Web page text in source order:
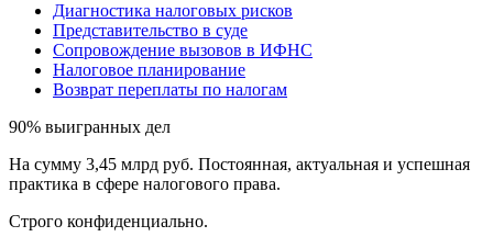
Диагностика налоговых рисков
Представительство в суде
Сопровождение вызовов в ИФНС
Налоговое планирование
Возврат переплаты по налогам
90% выигранных дел
На сумму 3,45 млрд руб. Постоянная, актуальная и успешная
практика в сфере налогового права.
Строго конфиденциально.